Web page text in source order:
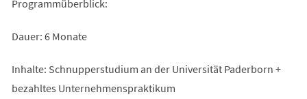
Programmüberblick:
Dauer: 6 Monate
Inhalte: Schnupperstudium an der Universität Paderborn +
bezahltes Unternehmenspraktikum